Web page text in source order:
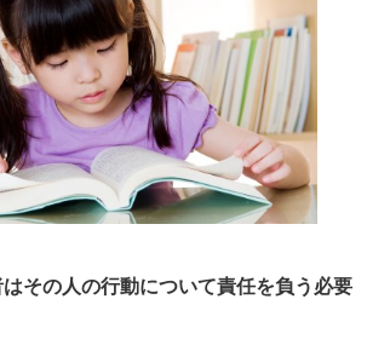
その人の行動について責任を負う必要